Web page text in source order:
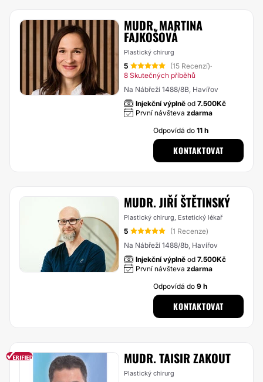
MUDR. MARTINA
FAJKOŠOVÁ
Plastický chirurg
5 (15 Recenzí)·
8 Skutečných příběhů
Na Nábřeží 1488/8B, Havířov
Injekční výplně od 7.500Kč
První návšteva zdarma
Odpovídá do11 h
KONTAKTOVAT
MUDR. JIŘÍ ŠTĚTINSKÝ
Plastický chirurg, Estetický lékař
5
(1 Recenze)
Na Nábřeží 1488/8b, Havířov
Injekční výplně od 7.500Kč
První návšteva zdarma
Odpovídá do9 h
KONTAKTOVAT
MUDR. TAISIR ZAKOUT
Plastický chirurg